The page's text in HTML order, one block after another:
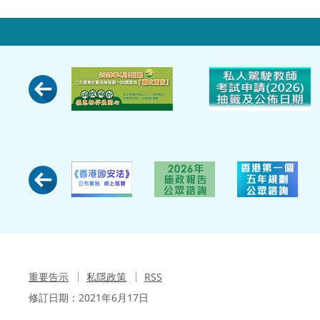
重要告示 私隱政策
RSS
修訂日期： 2021年6月17日